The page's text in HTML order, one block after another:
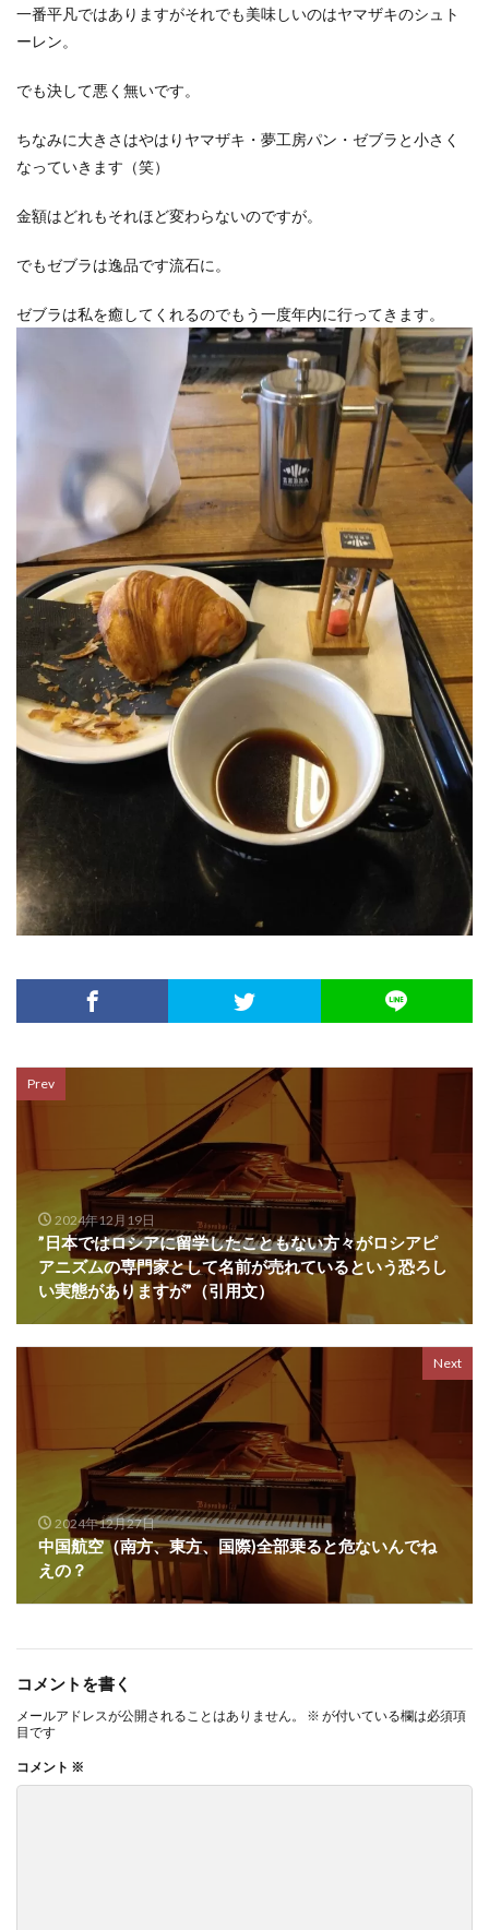
一番平凡ではありますがそれでも美味しいのはヤマザキのシュト
ーレン。
でも決して悪く無いです。
ちなみに大きさはやはりヤマザキ・夢工房パン・ゼブラと小さく
なっていきます（笑）
金額はどれもそれほど変わらないのですが。
でもゼブラは逸品です流石に。
ゼブラは私を癒してくれるのでもう一度年内に行ってきます。
Prev
2024年12月19日
”日本ではロシアに留学したこともない方々がロシアピ
アニズムの専門家として名前が売れているという恐ろし
い実態がありますが”（引用文）
Next
2024年12月27日
中国航空（南方、東方、国際)全部乗ると危ないんでね
えの？
コメントを書く
メールアドレスが公開されることはありません。 ※ が付いている欄は必須項
目です
コメント ※